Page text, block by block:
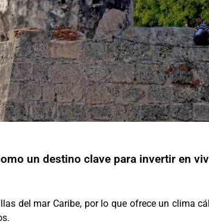
un destino clave para invertir en
del mar Caribe, por lo que ofrece un clima